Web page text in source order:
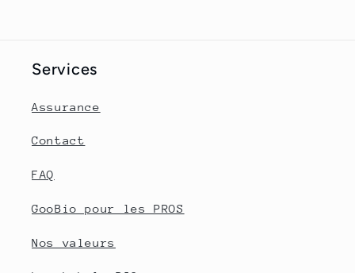
Services
Assurance
Contact
FAQ
GooBio pour les PROS
Nos valeurs